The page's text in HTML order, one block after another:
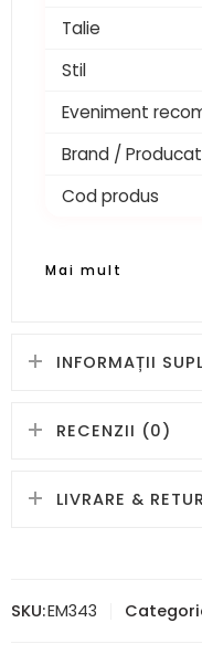
Talie
Stil
Eveniment
Brand /
Cod produs
Mai mult
INFORMAȚII
RECENZII (0)
LIVRARE & RETUR
SKU:EM343